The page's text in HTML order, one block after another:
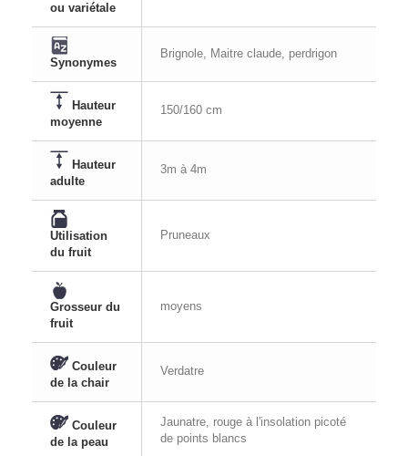
ou variétale
Synonymes
Brignole, Maitre claude, perdrigon
Hauteur
moyenne
150/160 cm
Hauteur
adulte
3m à 4m
Utilisation
du fruit
Pruneaux
Grosseur du
fruit
moyens
Couleur
de la chair
Verdatre
Couleur
de la peau
Jaunatre, rouge à l'insolation picoté
de points blancs